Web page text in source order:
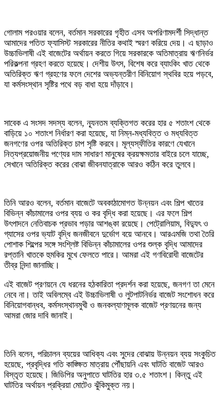
গোলাম পরওয়ার বলেন, বর্তমান সরকারের গৃহীত এসব অপরিণামদর্শী সিদ্ধান্ত
আমাদের পতিত ফ্যাসিস্ট সরকারের নীতির কথাই স্মরণ করিয়ে দেয়। এ ছাড়াও
উচ্চাভিলাষী এই বাজেটের অর্থায়ন করতে গিয়ে সরকারকে অতিমাত্রায় ঋণনির্ভর
পরিকল্পনা গ্রহণ করতে হয়েছে। দেশীয় উৎস, বিশেষ করে ব্যাংকিং খাত থেকে
অতিরিক্ত ঋণ গ্রহণের ফলে দেশের অভ্যন্তরীণ বিনিয়োগ স্থবির হয়ে পড়বে,
যা কর্মসংস্থান সৃষ্টির পথে বড় বাধা হয়ে দাঁড়াবে।
সাবেক এ সংসদ সদস্য বলেন, ন্যূনতম ব্যক্তিগত করের হার ৫ শতাংশ থেকে
বাড়িয়ে ১০ শতাংশ নির্ধারণ করা হয়েছে, যা নিম্ন-মধ্যবিত্ত ও মধ্যবিত্ত
জনগণের ওপর অতিরিক্ত চাপ সৃষ্টি করবে। মূল্যস্ফীতির কারণে যেখানে
নিত্যপ্রয়োজনীয় পণ্যের দাম সাধারণ মানুষের ক্রয়ক্ষমতার বাইরে চলে যাচ্ছে,
সেখানে অতিরিক্ত করের বোঝা জীবনযাত্রাকে আরও কঠিন করে তুলবে।
তিনি আরও বলেন, বর্তমান বাজেটে অবকাঠামোগত উন্নয়ন এবং শিল্প খাতের
বিভিন্ন কাঁচামালের ওপর ব্যয় ও কর বৃদ্ধি করা হয়েছে। এর ফলে শিল্প
উৎপাদনে নেতিবাচক প্রভাব পড়ার আশঙ্কা রয়েছে। পেট্রোলিয়াম, বিদ্যুৎ ও
গ্যাসের ওপর ভ্যাট বৃদ্ধি জনজীবনে দুর্ভোগ বয়ে আনবে। আরএমজি তথা তৈরি
পোশাক শিল্পের সঙ্গে সংশ্লিষ্ট বিভিন্ন কাঁচামালের ওপর শুল্ক বৃদ্ধি আমাদের
রপ্তানি খাতকে হুমকির মুখে ফেলতে পারে। আমরা এই গণবিরোধী বাজেটের
তীব্র নিন্দা জানাচ্ছি।
এই বাজেট প্রণয়নে যে ধরনের হঠকারিতা প্রদর্শন করা হয়েছে, জনগণ তা মেনে
নেবে না। তাই অবিলম্বে এই উচ্চাভিলাষী ও লুটপাটনির্ভর বাজেট সংশোধন করে
বিনিয়োগবান্ধব, কর্মসংস্থানমুখী ও জনকল্যাণমূলক বাজেট প্রণয়নের জন্য
আমরা জোর দাবি জানাই।
তিনি বলেন, পরিচালন ব্যয়ের আধিক্য এবং সুদের বোঝায় উন্নয়ন ব্যয় সংকুচিত
হয়েছে, প্রবৃদ্ধির গতি কাঙ্ক্ষিত মাত্রায় পৌঁছায়নি এবং ঘাটতি বাজেট আরও
বিস্তৃত হয়েছে। জিডিপির অনুপাতে ঘাটতির হার ৩.৫ শতাংশ। কিন্তু এই
ঘাটতির অর্থায়ন প্রক্রিয়া মোটেও ঝুঁকিমুক্ত নয়।